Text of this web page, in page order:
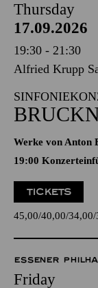
Thursday
17.09.2026
19:30 - 21:30
Alfried Krupp
Werke von Anton
19:00
TICKETS
45,00 40,00 34,00
ESSENER
Friday